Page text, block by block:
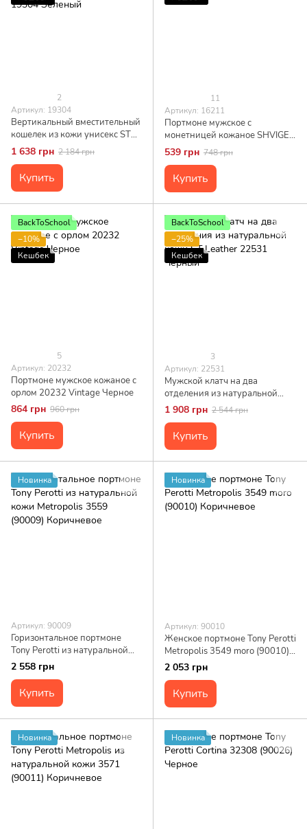
2
Артикул: 19304
Вертикальный вместительный
кошелек из кожи унисекс ST
Leather 19304 Зеленый
1 638 грн 2 184 грн
Купить
11
Артикул: 16211
Портмоне мужское с
монетницей кожаное SHVIGEL
16211 Черное
539 грн 748 грн
Купить
BackToSchool
−10%
Кешбек
5
Артикул: 20232
Портмоне мужское кожаное с
орлом 20232 Vintage Черное
864 грн 960 грн
Купить
BackToSchool
−25%
Кешбек
3
Артикул: 22531
Мужской клатч на два
отделения из натуральной
кожи ST Leather 22531
Черный
1 908 грн 2 544 грн
Купить
Новинка
Артикул: 90009
Горизонтальное портмоне
Tony Perotti из натуральной
кожи Metropolis 3559 (90009)
Коричневое
2 558 грн
Купить
Новинка
Артикул: 90010
Женское портмоне Tony Perotti
Metropolis 3549 moro (90010)
Коричневое
2 053 грн
Купить
Новинка Новинка